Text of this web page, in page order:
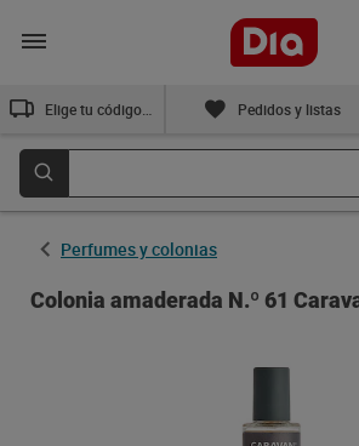
Pedidos y listas
Perfumes y colonias
Colonia amaderada N.º 61